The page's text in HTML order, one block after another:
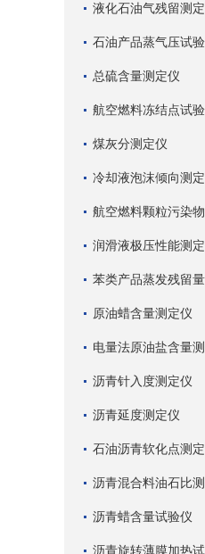
液化石油气残留测
石油产品蒸气压试
总硫含量测定仪
航空燃料冻结点试
煤灰分测定仪
冷却液泡沫倾向测
航空燃料颗粒污染
润滑液极压性能测
苯类产品蒸发残留
原油蜡含量测定仪
电量法原油盐含量
沥青针入度测定仪
沥青延度测定仪
石油沥青软化点测
沥青混合料油石比
沥青蜡含量试验仪
沥青旋转薄膜加热